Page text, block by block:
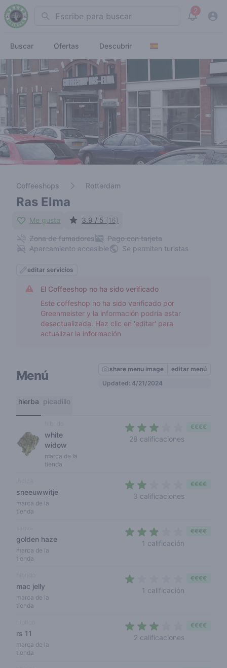
Search 2
View
Buscar Ofertas Descubrir
Coffeeshops Rotterdam
Ras Elma
Me gusta 3.9 / 5 (16)
Zona de fumadores
Pago con tarjeta
Aparcamiento accesible
Se permiten turistas
editar servicios
El Coffeeshop no ha sido verificado
Este coffeshop no ha sido verificado por
Greenmeister y la información podría estar
desactualizada. Haz clic en 'editar' para
actualizar la información
Menú share menu image
editar menú
Updated: 4/21/2024
hierba picadillo
white
widow
marca de la
tienda
28 calificaciones
€€€€
sneeuwwitje
marca de la
tienda
3 calificaciones
€€€€
golden haze
marca de la
tienda
1 calificación
€€€€
mac jelly
marca de la
tienda
1 calificación
€€€€
rs 11
marca de la
tienda
2 calificaciones
€€€€